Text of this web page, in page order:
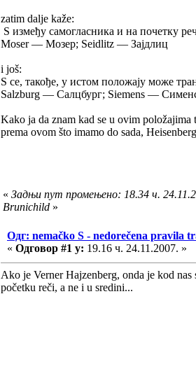
zatim dalje kaže:
S између самогласника и на почетку
Moser — Мозер; Seidlitz — Зајдлиц
i još:
S се, такође, у истом положају може
Salzburg — Салцбург; Siemens —
Kako ja da znam kad se u ovim
prema ovom što imamo do sada,
« Задњи пут промењено: 18.34 ч.
Brunichild »
Одг: nemačko S - nedorečena pravila
« Одговор #1 у: 19.16 ч. 24.11.2007. »
Ako je Verner Hajzenberg, onda je kod
početku reči, a ne i u sredini...